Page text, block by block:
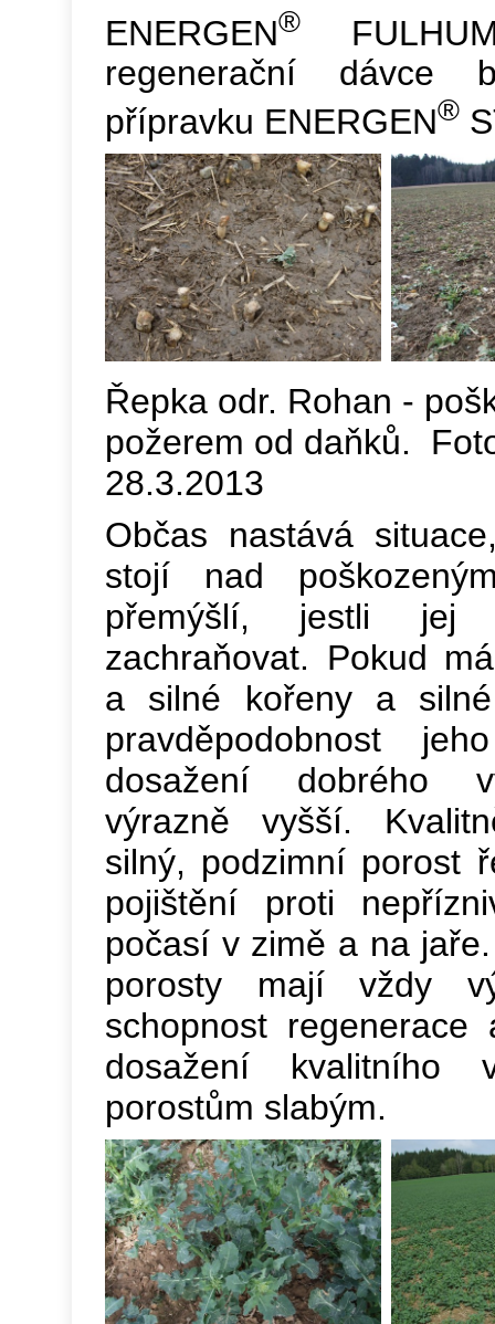
ENERGEN®
regenerační dávce
přípravku ENERGEN®
Řepka odr. Rohan -
požerem od daňků.
28.3.2013
Občas nastává
stojí nad
přemýšlí, jestli jej
zachraňovat. Pokud
a silné kořeny a
pravděpodobnost
dosažení dobrého
výrazně vyšší.
silný, podzimní porost
pojištění proti
počasí v zimě a na
porosty mají vždy
schopnost
dosažení kvalitního
porostům slabým.